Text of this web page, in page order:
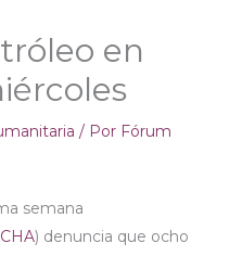
en
/ Por Fórum
semana
) denuncia que ocho